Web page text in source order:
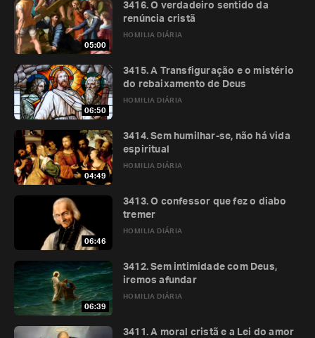
05:00
HOMILIA DIÁRIA
3416. O verdadeiro sentido da
renúncia cristã
06:50
HOMILIA DIÁRIA
3415. A Transfiguração e o mistério
do rebaixamento de Deus
04:49
HOMILIA DIÁRIA
3414. Sem humilhar-se, não há vida
espiritual
06:46
HOMILIA DIÁRIA
3413. O confessor que fez o diabo
tremer
06:39
HOMILIA DIÁRIA
3412. Sem intimidade com Deus,
iremos afundar
3411. A moral cristã e a Lei do amor